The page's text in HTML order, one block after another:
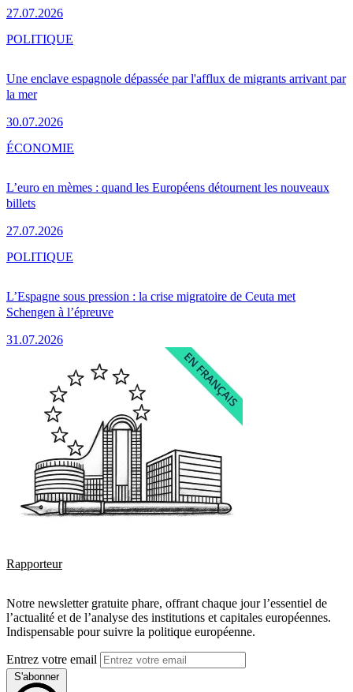
27.07.2026
Une enclave espagnole dépassée par l'afflux de migrants arrivant par
la mer
30.07.2026
POLITIQUE
L’euro en mèmes : quand les Européens détournent les nouveaux
billets
27.07.2026
ÉCONOMIE
L’Espagne sous pression : la crise migratoire de Ceuta met
Schengen à l’épreuve
31.07.2026
POLITIQUE
Rapporteur
Notre newsletter gratuite phare, offrant chaque jour l’essentiel de
l’actualité et de l’analyse des institutions et capitales européennes.
Indispensable pour suivre la politique européenne.
Entrez votre email
S'abonner